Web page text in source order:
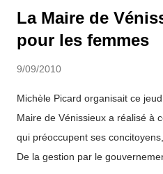
La Maire de
pour les femmes
9/09/2010
Michèle Picard organisait ce
Maire de Vénissieux a réalisé à
qui préoccupent ses
De la gestion par le